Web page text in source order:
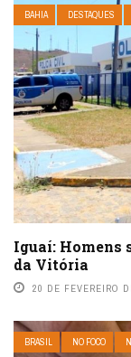
BAHIA DESTAQUES
Iguaí: Homens
da Vitória
20 DE FEVEREIRO
BRASIL NO FOCO